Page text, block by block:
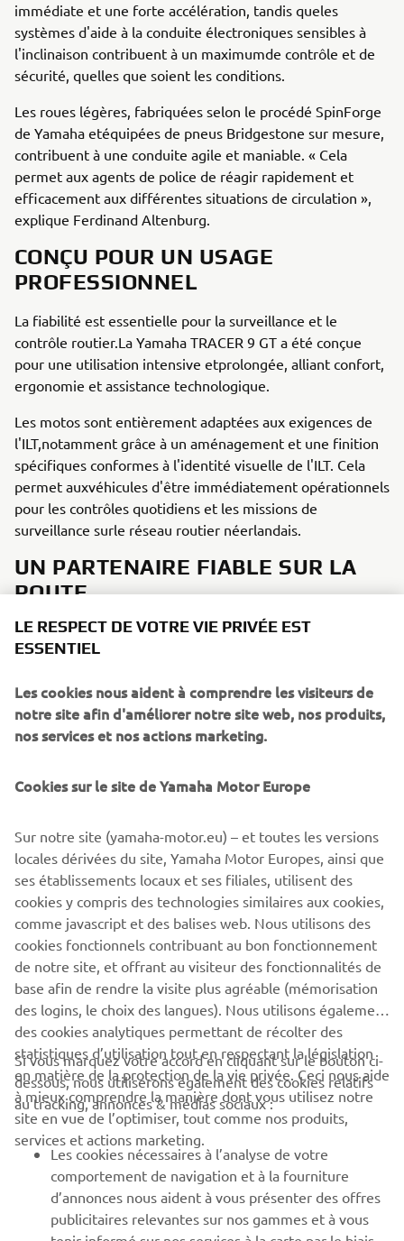
immédiate et une forte accélération, tandis queles
systèmes d'aide à la conduite électroniques sensibles à
l'inclinaison contribuent à un maximumde contrôle et de
sécurité, quelles que soient les conditions.
Les roues légères, fabriquées selon le procédé SpinForge
de Yamaha etéquipées de pneus Bridgestone sur mesure,
contribuent à une conduite agile et maniable. « Cela
permet aux agents de police de réagir rapidement et
efficacement aux différentes situations de circulation »,
explique Ferdinand Altenburg.
CONÇU POUR UN USAGE
PROFESSIONNEL
La fiabilité est essentielle pour la surveillance et le
contrôle routier.La Yamaha TRACER 9 GT a été conçue
pour une utilisation intensive etprolongée, alliant confort,
ergonomie et assistance technologique.
Les motos sont entièrement adaptées aux exigences de
l'ILT,notamment grâce à un aménagement et une finition
spécifiques conformes à l'identité visuelle de l'ILT. Cela
permet auxvéhicules d'être immédiatement opérationnels
pour les contrôles quotidiens et les missions de
surveillance surle réseau routier néerlandais.
UN PARTENAIRE FIABLE SUR LA
ROUTE
Ferdinand Altenburg : « Avec cette livraison, Yamaha
réaffirmeson rôle de partenaire fiable pour les services
puissantes, d'une technologie de pointe etde solutions sur
mesure, les inspecteurs de l'ILT peuvent contrôler
rapidement, en toute sécurité et efficacementle respect
1/10
PLUS D'ACTUALITÉS
CORPORATE
BUSINESS
PLUS YAMAHA
SUPPORT
LE RESPECT DE VOTRE VIE PRIVÉE EST
ESSENTIEL
Les cookies nous aident à comprendre les visiteurs de
notre site afin d'améliorer notre site web, nos produits,
nos services et nos actions marketing.
Cookies sur le site de Yamaha Motor Europe
Sur notre site (yamaha-motor.eu) – et toutes les versions
locales dérivées du site, Yamaha Motor Europes, ainsi que
ses établissements locaux et ses filiales, utilisent des
cookies y compris des technologies similaires aux cookies,
comme javascript et des balises web. Nous utilisons des
cookies fonctionnels contribuant au bon fonctionnement
de notre site, et offrant au visiteur des fonctionnalités de
base afin de rendre la visite plus agréable (mémorisation
des logins, le choix des langues). Nous utilisons également
des cookies analytiques permettant de récolter des
statistiques d’utilisation tout en respectant la législation
en matière de la protection de la vie privée. Ceci nous aide
à mieux comprendre la manière dont vous utilisez notre
site en vue de l’optimiser, tout comme nos produits,
services et actions marketing.
Si vous marquez votre accord en cliquant sur le bouton ci-
dessous, nous utiliserons également des cookies relatifs
au tracking, annonces & médias sociaux :
Les cookies nécessaires à l’analyse de votre
comportement de navigation et à la fourniture
d’annonces nous aident à vous présenter des offres
publicitaires relevantes sur nos gammes et à vous